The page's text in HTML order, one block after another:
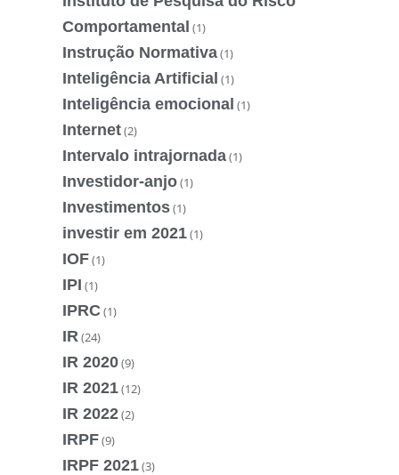
Comportamental (1)
Instrução Normativa(1)
Inteligência Artificial (1)
Inteligência emocional (1)
Internet(2)
Intervalo intrajornada(1)
Investidor-anjo(1)
Investimentos(1)
investir em 2021(1)
IOF(1)
IPI (1)
IPRC(1)
IR (24)
IR 2020(9)
IR 2021(12)
IR 2022(2)
IRPF(9)
IRPF 2021(3)